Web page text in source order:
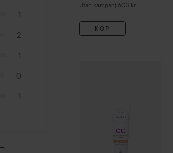
1
2
1
0
1
Utan kampanj 603 kr
KÖP